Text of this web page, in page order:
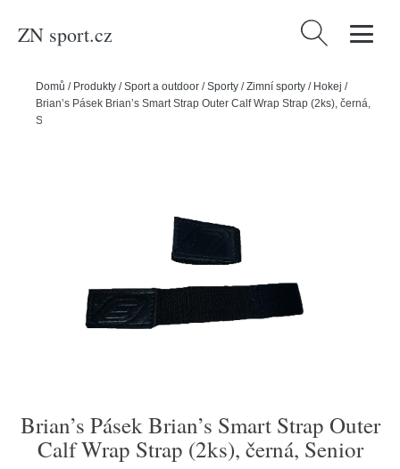
ZN sport.cz Vyhledávání
Domů / Produkty /Sport a outdoor /Sporty /Zimní sporty / Hokej /
Brian’s Pásek Brian’s Smart Strap Outer Calf Wrap Strap (2ks), černá,
Senior
Brian’s Pásek Brian’s Smart Strap Outer
Calf Wrap Strap (2ks), černá, Senior